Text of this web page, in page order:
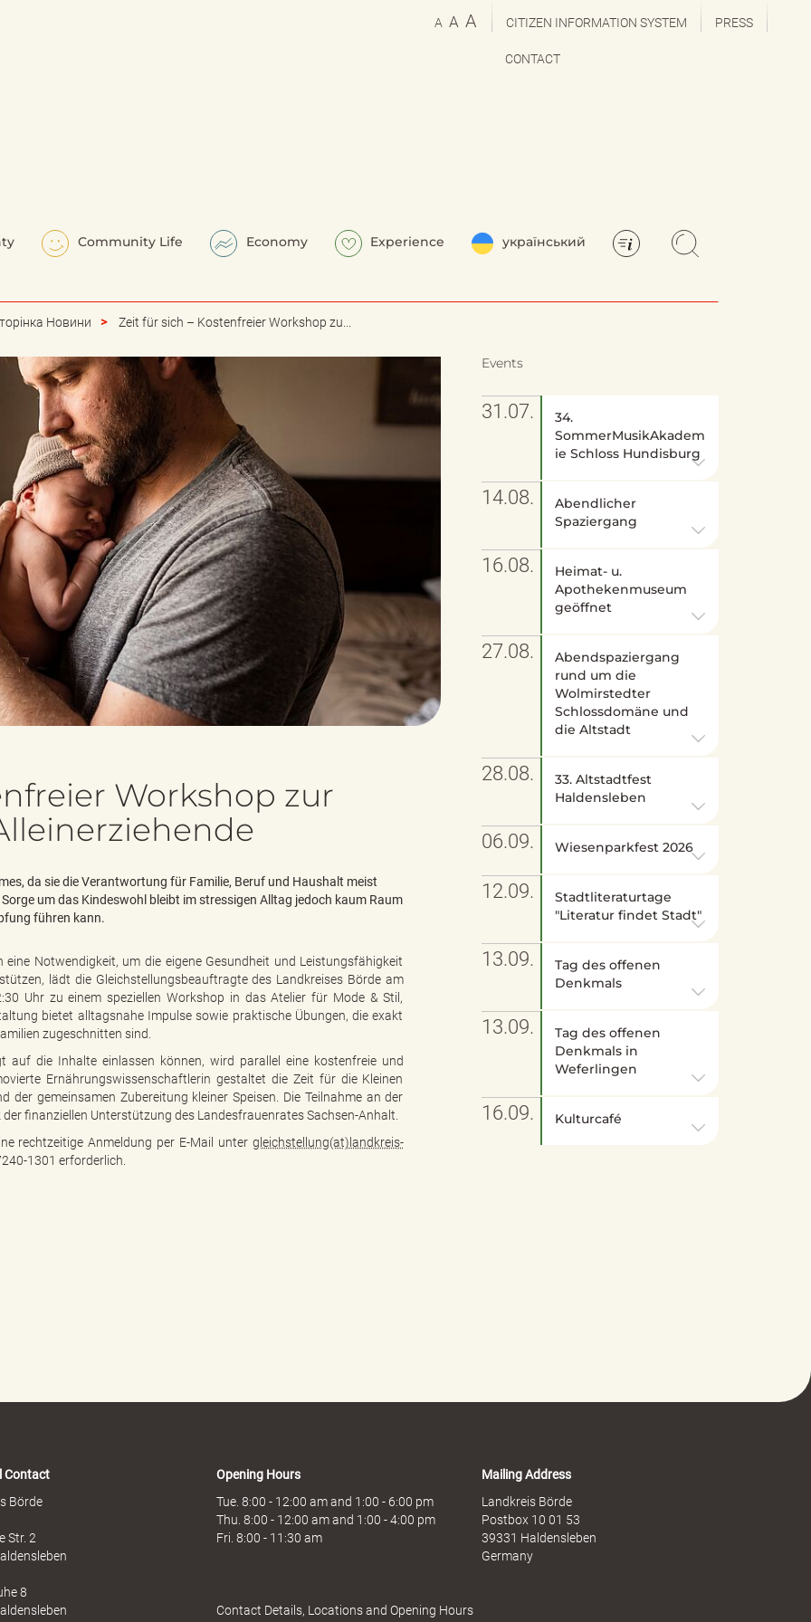
A A A CITIZEN INFORMATION SYSTEM PRESS
CONTACT
Community Life Economy Experience український
Новини Zeit für sich – Kostenfreier Workshop zu...
Workshop zur
da sie die Verantwortung für Familie, Beruf und Haushalt meist
um das Kindeswohl bleibt im stressigen Alltag jedoch kaum Raum
führen kann.
Notwendigkeit, um die eigene Gesundheit und Leistungsfähigkeit
lädt die Gleichstellungsbeauftragte des Landkreises Börde am
Uhr zu einem speziellen Workshop in das Atelier für Mode & Stil,
bietet alltagsnahe Impulse sowie praktische Übungen, die exakt
zugeschnitten sind.
auf die Inhalte einlassen können, wird parallel eine kostenfreie und
Ernährungswissenschaftlerin gestaltet die Zeit für die Kleinen
der gemeinsamen Zubereitung kleiner Speisen. Die Teilnahme an der
finanziellen Unterstützung des Landesfrauenrates Sachsen-Anhalt.
rechtzeitige Anmeldung per E-Mail unter gleichstellung(at)landkreis-
1301 erforderlich.
Events
31.07.
34.
SommerMusikAkadem
ie Schloss Hundisburg
14.08.
Abendlicher
Spaziergang
16.08.
Heimat- u.
Apothekenmuseum
geöffnet
27.08.
Abendspaziergang
rund um die
Wolmirstedter
Schlossdomäne und
die Altstadt
28.08.
33. Altstadtfest
Haldensleben
06.09. Wiesenparkfest 2026
12.09.
Stadtliteraturtage
"Literatur findet Stadt"
13.09.
Tag des offenen
Denkmals
13.09.
Tag des offenen
Denkmals in
Weferlingen
16.09. Kulturcafé
Contact
Börde
Str. 2
8
Opening Hours
Tue. 8:00 - 12:00 am and 1:00 - 6:00 pm
Thu. 8:00 - 12:00 am and 1:00 - 4:00 pm
Fri. 8:00 - 11:30 am
Mailing Address
Landkreis Börde
Postbox 10 01 53
39331 Haldensleben
Germany
Contact Details, Locations and Opening Hours